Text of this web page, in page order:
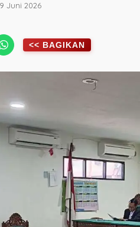
Juni 2026